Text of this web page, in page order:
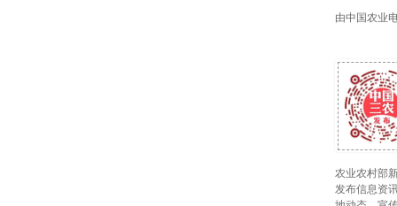
由中国农业
农业农村部
发布信息资